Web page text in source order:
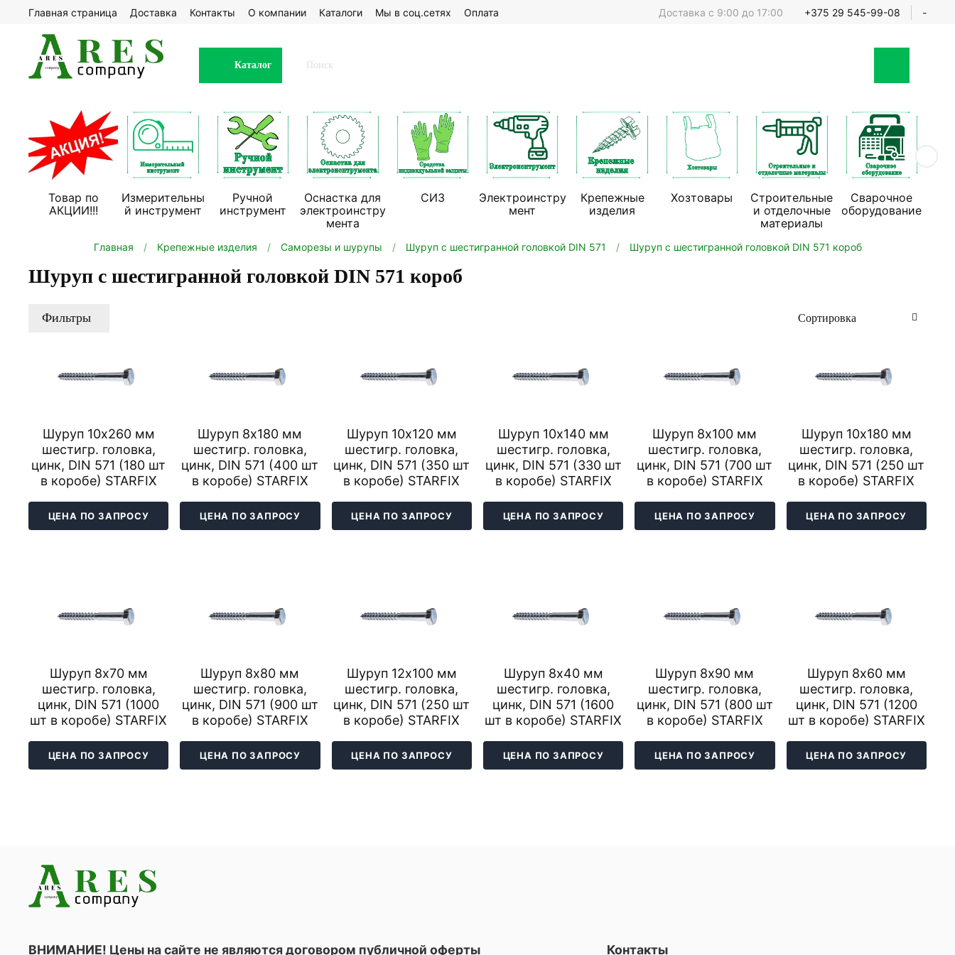
Главная страница Доставка Контакты О компании Каталоги Мы в соц.сетях Оплата Доставка с 9:00 до 17:00 +375 29 545-99-08 -
Каталог
Товар по
АКЦИИ!!!
Измерительны
й инструмент
Ручной
инструмент
Оснастка для
электроинстру
мента
СИЗ
Электроинстру
мент
Крепежные
изделия
Хозтовары
Строительные
и отделочные
материалы
Сварочное
оборудование
Главная Крепежные изделия Саморезы и шурупы Шуруп с шестигранной головкой DIN 571 Шуруп с шестигранной головкой DIN 571 короб
Шуруп с шестигранной головкой DIN 571 короб
Фильтры
Шуруп 10х260 мм
шестигр. головка,
цинк, DIN 571 (180 шт
в коробе) STARFIX
ЦЕНА ПО ЗАПРОСУ
Шуруп 8х180 мм
шестигр. головка,
цинк, DIN 571 (400 шт
в коробе) STARFIX
ЦЕНА ПО ЗАПРОСУ
Шуруп 10х120 мм
шестигр. головка,
цинк, DIN 571 (350 шт
в коробе) STARFIX
ЦЕНА ПО ЗАПРОСУ
Шуруп 10х140 мм
шестигр. головка,
цинк, DIN 571 (330 шт
в коробе) STARFIX
ЦЕНА ПО ЗАПРОСУ
Шуруп 8х100 мм
шестигр. головка,
цинк, DIN 571 (700 шт
в коробе) STARFIX
ЦЕНА ПО ЗАПРОСУ
Шуруп 10х180 мм
шестигр. головка,
цинк, DIN 571 (250 шт
в коробе) STARFIX
ЦЕНА ПО ЗАПРОСУ
Шуруп 8х70 мм
шестигр. головка,
цинк, DIN 571 (1000
шт в коробе) STARFIX
ЦЕНА ПО ЗАПРОСУ
Шуруп 8х80 мм
шестигр. головка,
цинк, DIN 571 (900 шт
в коробе) STARFIX
ЦЕНА ПО ЗАПРОСУ
Шуруп 12х100 мм
шестигр. головка,
цинк, DIN 571 (250 шт
в коробе) STARFIX
ЦЕНА ПО ЗАПРОСУ
Шуруп 8х40 мм
шестигр. головка,
цинк, DIN 571 (1600
шт в коробе) STARFIX
ЦЕНА ПО ЗАПРОСУ
Шуруп 8х90 мм
шестигр. головка,
цинк, DIN 571 (800 шт
в коробе) STARFIX
ЦЕНА ПО ЗАПРОСУ
Шуруп 8х60 мм
шестигр. головка,
цинк, DIN 571 (1200
шт в коробе) STARFIX
ЦЕНА ПО ЗАПРОСУ
ВНИМАНИЕ! Цены на сайте не являются договором публичной оферты Контакты